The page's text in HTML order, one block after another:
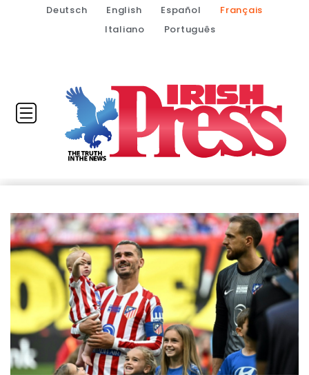
Deutsch English Español
Français
Italiano
Português